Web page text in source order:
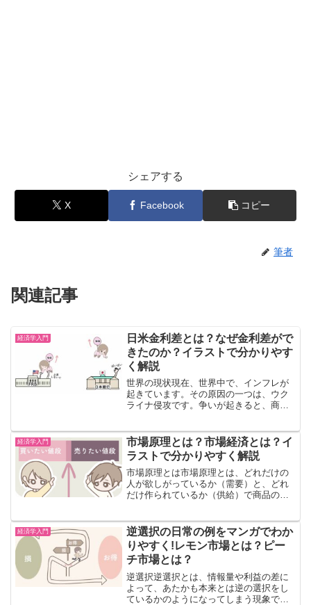
シェアする
X Facebook コピー
筆者
関連記事
経済学入門
日米金利差とは？なぜ金利差がで
きたのか？イラストで分かりやす
く解説
世界の現状現在、世界中で、インフレが
起きています。その原因の一つは、ウク
ライナ侵攻です。争いが起きると、商品
り、作ったものが壊されたりするからで
す。ロシアがウクライナに侵...
経済学入門
市場原理とは？市場経済とは？イ
ラストで分かりやすく解説
市場原理とは市場原理とは、どれだけの
人が欲しがっているか（需要）と、どれ
だけ作られているか（供給）で商品の値
いので経済学の初心者のとき、私は、↓こ
のように考えることにし...
経済学入門
逆選択の日常の例をマンガでわか
りやすく!レモン市場とは？ピー
チ市場とは？
逆選択逆選択とは、情報量や利益の差に
よって、あたかも本来とは逆の選択をし
ているかのようになってしまう現象です